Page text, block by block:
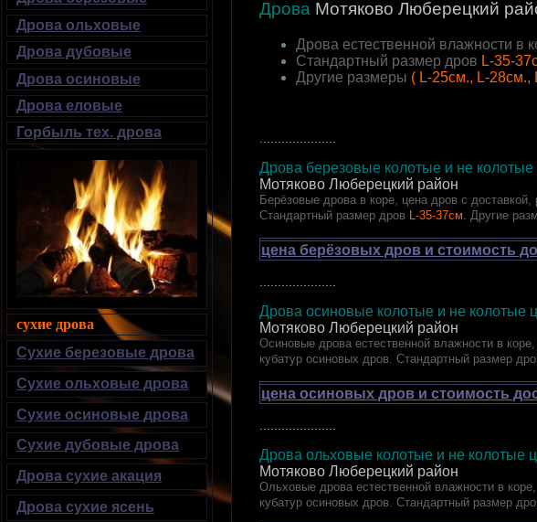
Дрова Мотяково Люберецкий
Дрова естественной влажности в
Стандартный размер дров L-35-
Другие размеры ( L-25см., L-28см.,
Дрова березовые колотые и не колотые
Мотяково Люберецкий район
Берёзовые дрова в коре, цена дров с
Стандартный размер дров
L-35-37см. Другие
цена берёзовых дров и стоимость
Дрова осиновые колотые и не колотые
Мотяково Люберецкий район
Осиновые дрова естественной влажности в
кубатур осиновых дров. Стандартный размер
цена осиновых дров и стоимость
Дрова ольховые колотые и не колотые
Мотяково Люберецкий район
Ольховые дрова естественной влажности в
кубатур осиновых дров. Стандартный размер
Дрова ольховые
Дрова дубовые
Дрова осиновые
Дрова еловые
Горбыль тех. дрова
сухие дрова
Сухие березовые дрова
Сухие ольховые дрова
Сухие осиновые дрова
Сухие дубовые дрова
Дрова сухие акация
Дрова сухие ясень